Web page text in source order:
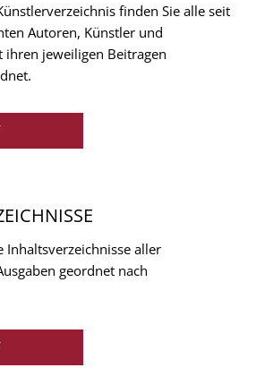
finden Sie alle seit
Autoren, Künstler und
ihren jeweiligen Beitragen
Inhaltsverzeichnisse aller
geordnet nach